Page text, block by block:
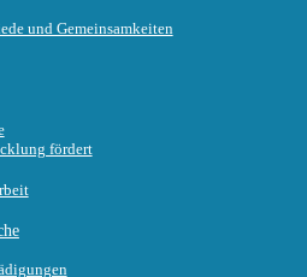
und Gemeinsamkeiten
fördert